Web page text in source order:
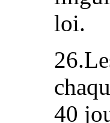
loi.
40